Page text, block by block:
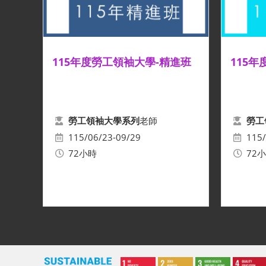
115年度勞工領袖大學-精進班
勞工領袖大學系列老師
115/06/23-09/29
72小時
115年
勞
72